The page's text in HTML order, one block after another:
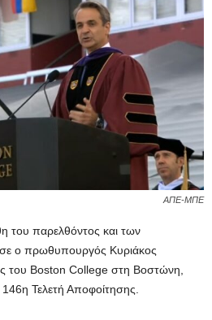
ΑΠΕ-ΜΠΕ
του παρελθόντος και των
ο πρωθυπουργός Κυριάκος
του Boston College στη Βοστώνη,
Τελετή Αποφοίτησης.